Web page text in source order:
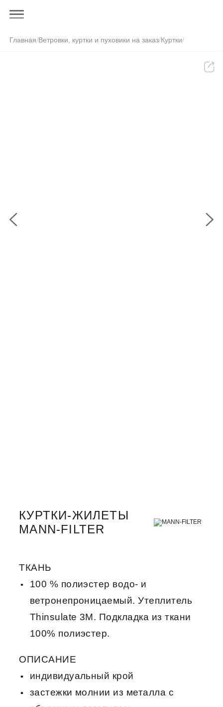
Главная/Ветровки, куртки и пуховики на заказ/Куртки/
КУРТКИ-ЖИЛЕТЫ
MANN-FILTER
ТКАНЬ
100 % полиэстер водо- и
ветронепроницаемый. Утеплитель
Thinsulate 3M. Подкладка из ткани
100% полиэстер.
ОПИСАНИЕ
индивидуальный крой
застежки молнии из металла с